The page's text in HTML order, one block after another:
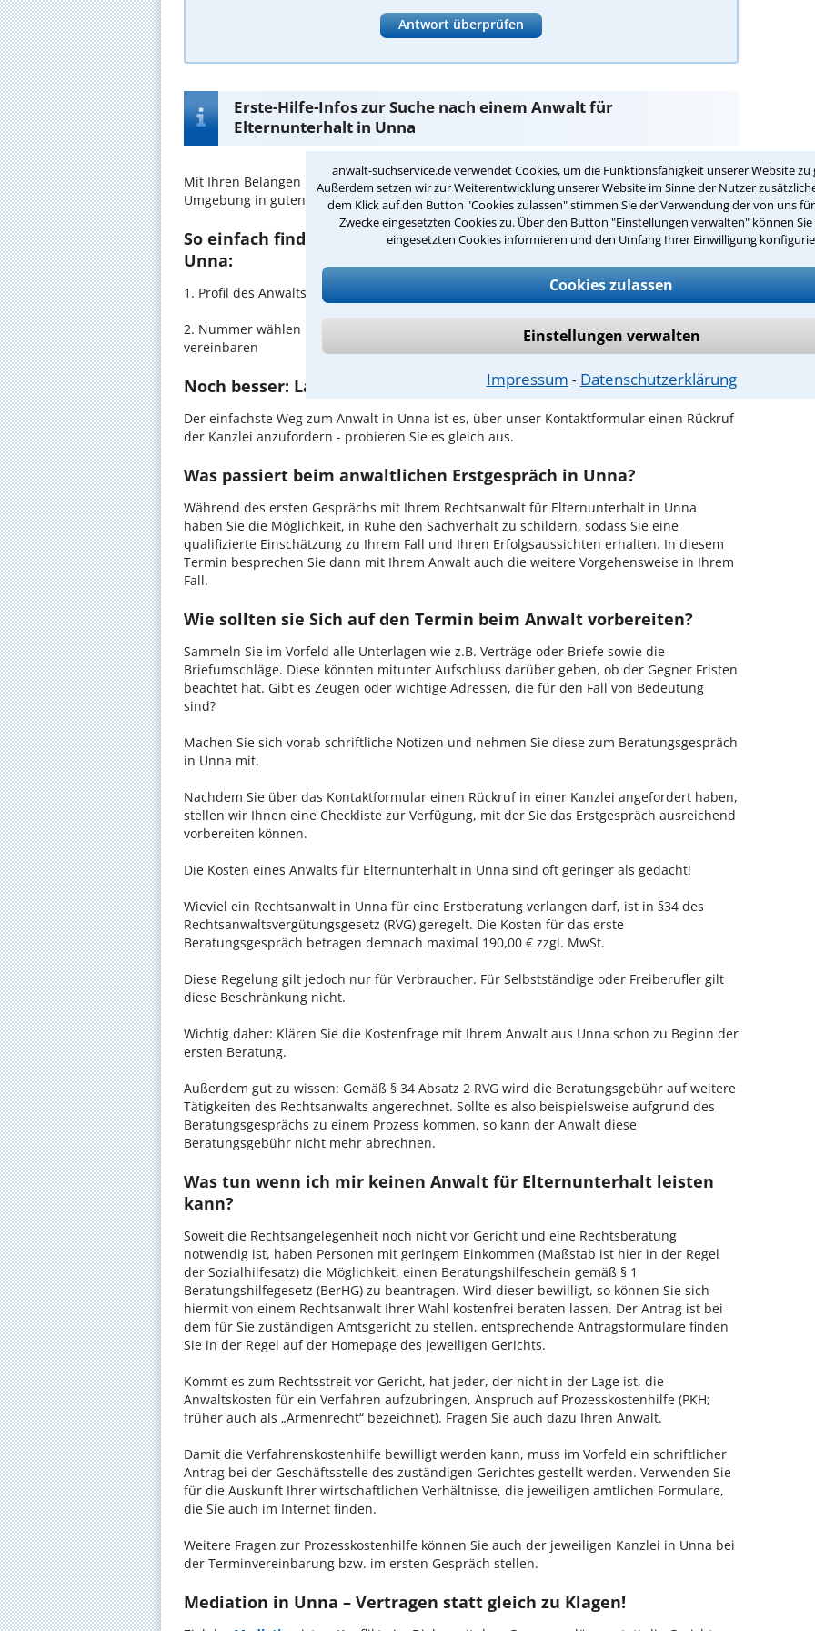
anwalt-suchservice.de verwendet Cookies, um die Funktionsfähigkeit unserer Website zu
Außerdem setzen wir zur Weiterentwicklung unserer Website im Sinne der Nutzer
dem Klick auf den Button "Cookies zulassen" stimmen Sie der Verwendung der von uns
Zwecke eingesetzten Cookies zu. Über den Button "Einstellungen verwalten" können
eingesetzten Cookies informieren und den Umfang Ihrer Einwilligung
Cookies zulassen
Einstellungen verwalten
Impressum ⁃ Datenschutzerklärung
Antwort überprüfen
Erste-Hilfe-Infos zur Suche nach einem Anwalt für
Elternunterhalt in Unna
Mit Ihren Belangen im Elternunterhalt
sind Sie bei unseren Anwälten aus Unna und
Umgebung in guten Händen.
So einfach finden Sie den passenden Anwalt für Elternunterhalt in
Unna:
1. Profil des Anwalts für Elternunterhalt in Ihrer Umgebung auswählen
2. Nummer wählen und direkt mit der Kanzlei in Unna einen Beratungstermin
vereinbaren
Noch besser: Lassen Sie sich zurückrufen
Der einfachste Weg zum Anwalt in Unna ist es, über unser Kontaktformular einen Rückruf
der Kanzlei anzufordern - probieren Sie es gleich aus.
Was passiert beim anwaltlichen Erstgespräch in Unna?
Während des ersten Gesprächs mit Ihrem Rechtsanwalt für Elternunterhalt in Unna
haben Sie die Möglichkeit, in Ruhe den Sachverhalt zu schildern, sodass Sie eine
qualifizierte Einschätzung zu Ihrem Fall und Ihren Erfolgsaussichten erhalten. In diesem
Termin besprechen Sie dann mit Ihrem Anwalt auch die weitere Vorgehensweise in Ihrem
Fall.
Wie sollten sie Sich auf den Termin beim Anwalt vorbereiten?
Sammeln Sie im Vorfeld alle Unterlagen wie z.B. Verträge oder Briefe sowie die
Briefumschläge. Diese könnten mitunter Aufschluss darüber geben, ob der Gegner Fristen
beachtet hat. Gibt es Zeugen oder wichtige Adressen, die für den Fall von Bedeutung
sind?
Machen Sie sich vorab schriftliche Notizen und nehmen Sie diese zum Beratungsgespräch
in Unna mit.
Nachdem Sie über das Kontaktformular einen Rückruf in einer Kanzlei angefordert haben,
stellen wir Ihnen eine Checkliste zur Verfügung, mit der Sie das Erstgespräch ausreichend
vorbereiten können.
Die Kosten eines Anwalts für Elternunterhalt in Unna sind oft geringer als gedacht!
Wieviel ein Rechtsanwalt in Unna für eine Erstberatung verlangen darf, ist in §34 des
Rechtsanwaltsvergütungsgesetz (RVG) geregelt. Die Kosten für das erste
Beratungsgespräch betragen demnach maximal 190,00 € zzgl. MwSt.
Diese Regelung gilt jedoch nur für Verbraucher. Für Selbstständige oder Freiberufler gilt
diese Beschränkung nicht.
Wichtig daher: Klären Sie die Kostenfrage mit Ihrem Anwalt aus Unna schon zu Beginn der
ersten Beratung.
Außerdem gut zu wissen: Gemäß § 34 Absatz 2 RVG wird die Beratungsgebühr auf weitere
Tätigkeiten des Rechtsanwalts angerechnet. Sollte es also beispielsweise aufgrund des
Beratungsgesprächs zu einem Prozess kommen, so kann der Anwalt diese
Beratungsgebühr nicht mehr abrechnen.
Was tun wenn ich mir keinen Anwalt für Elternunterhalt leisten
kann?
Soweit die Rechtsangelegenheit noch nicht vor Gericht und eine Rechtsberatung
notwendig ist, haben Personen mit geringem Einkommen (Maßstab ist hier in der Regel
der Sozialhilfesatz) die Möglichkeit, einen Beratungshilfeschein gemäß § 1
Beratungshilfegesetz (BerHG) zu beantragen. Wird dieser bewilligt, so können Sie sich
hiermit von einem Rechtsanwalt Ihrer Wahl kostenfrei beraten lassen. Der Antrag ist bei
dem für Sie zuständigen Amtsgericht zu stellen, entsprechende Antragsformulare finden
Sie in der Regel auf der Homepage des jeweiligen Gerichts.
Kommt es zum Rechtsstreit vor Gericht, hat jeder, der nicht in der Lage ist, die
Anwaltskosten für ein Verfahren aufzubringen, Anspruch auf Prozesskostenhilfe (PKH;
früher auch als „Armenrecht“ bezeichnet). Fragen Sie auch dazu Ihren Anwalt.
Damit die Verfahrenskostenhilfe bewilligt werden kann, muss im Vorfeld ein schriftlicher
Antrag bei der Geschäftsstelle des zuständigen Gerichtes gestellt werden. Verwenden Sie
für die Auskunft Ihrer wirtschaftlichen Verhältnisse, die jeweiligen amtlichen Formulare,
die Sie auch im Internet finden.
Weitere Fragen zur Prozesskostenhilfe können Sie auch der jeweiligen Kanzlei in Unna bei
der Terminvereinbarung bzw. im ersten Gespräch stellen.
Mediation in Unna – Vertragen statt gleich zu Klagen!